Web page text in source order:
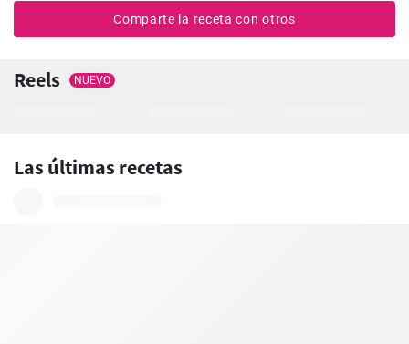
Comparte la receta con otros
Reels NUEVO
Las últimas recetas